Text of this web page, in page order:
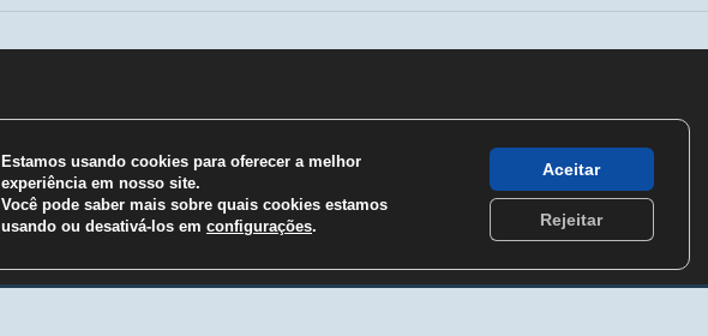
Estamos usando cookies para oferecer a melhor
experiência em nosso site.
Você pode saber mais sobre quais cookies estamos
usando ou desativá-los em configurações.
Aceitar
Rejeitar